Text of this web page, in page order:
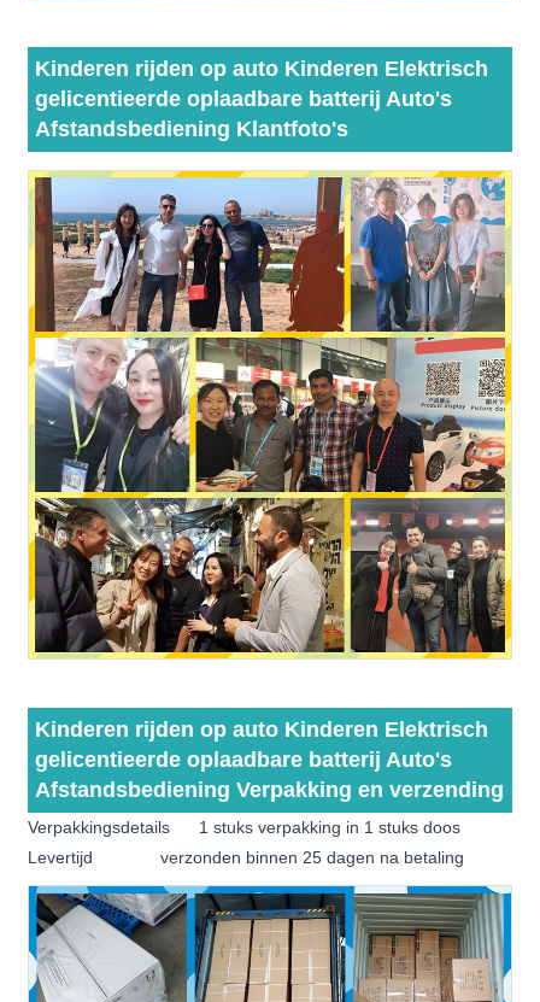
Kinderen rijden op auto Kinderen Elektrisch
gelicentieerde oplaadbare batterij Auto's
Afstandsbediening Klantfoto's
Kinderen rijden op auto Kinderen Elektrisch
gelicentieerde oplaadbare batterij Auto's
Afstandsbediening Verpakking en verzending
Verpakkingsdetails 1 stuks verpakking in 1 stuks doos
Levertijd verzonden binnen 25 dagen na betaling